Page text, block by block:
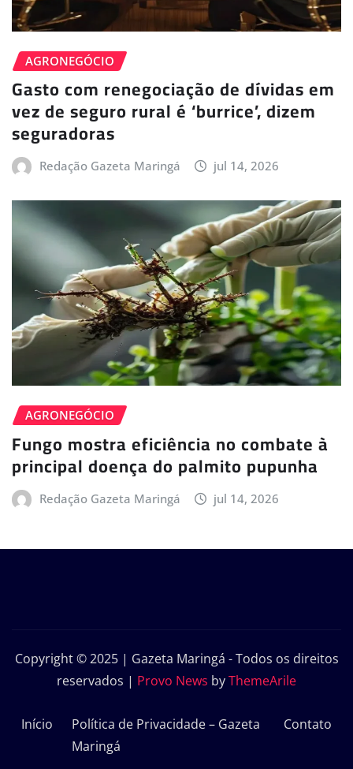
AGRONEGÓCIO
Gasto com renegociação de dívidas em
vez de seguro rural é ‘burrice’, dizem
seguradoras
Redação Gazeta Maringá jul 14, 2026
AGRONEGÓCIO
Fungo mostra eficiência no combate à
principal doença do palmito pupunha
Redação Gazeta Maringá jul 14, 2026
Copyright © 2025 | Gazeta Maringá - Todos os direitos
reservados | Provo News byThemeArile
Início
Política de Privacidade – Gazeta
Maringá
Contato